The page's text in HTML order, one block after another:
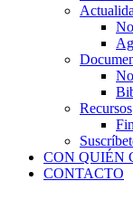
Recursos
CON QUIÉN
CONTACTO